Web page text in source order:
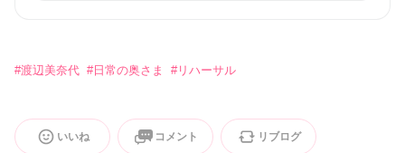
#渡辺美奈代 #日常の奥さま #リハーサル
いいね コメント リブログ